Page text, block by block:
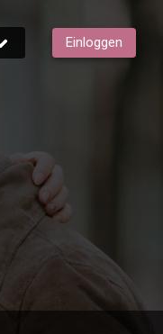
Einloggen